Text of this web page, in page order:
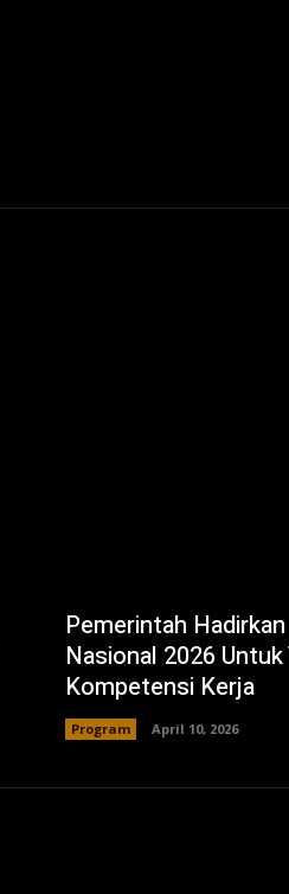
Pemerintah
Nasional 2026
Kompetensi Kerja
Program April 10, 2026